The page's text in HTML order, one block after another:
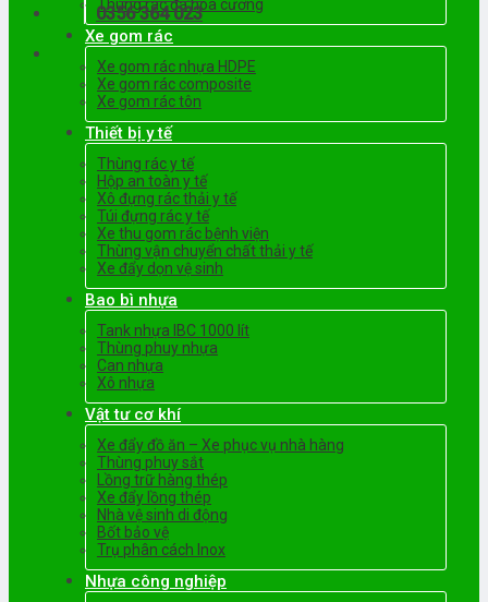
0356 364 023
Thùng rác đá hoa cương
Xe gom rác
Xe gom rác nhựa HDPE
Xe gom rác composite
Xe gom rác tôn
Thiết bị y tế
Thùng rác y tế
Hộp an toàn y tế
Xô đựng rác thải y tế
Túi đựng rác y tế
Xe thu gom rác bệnh viện
Thùng vận chuyển chất thải y tế
Xe đẩy dọn vệ sinh
Bao bì nhựa
Tank nhựa IBC 1000 lít
Thùng phuy nhựa
Can nhựa
Xô nhựa
Vật tư cơ khí
Xe đẩy đồ ăn – Xe phục vụ nhà hàng
Thùng phuy sắt
Lồng trữ hàng thép
Xe đẩy lồng thép
Nhà vệ sinh di động
Bốt bảo vệ
Trụ phân cách Inox
Nhựa công nghiệp